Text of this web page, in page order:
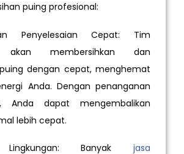
puing profesional:
Penyelesaian Cepat: Tim
akan membersihkan dan
dengan cepat, menghemat
Anda. Dengan penanganan
Anda dapat mengembalikan
lebih cepat.
Lingkungan: Banyak jasa